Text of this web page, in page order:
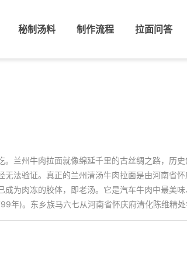
秘制汤料 制作流程 拉面问答
兰州牛肉拉面就像绵延千里的古丝绸之路，历史
无法验证。真正的兰州清汤牛肉拉面是由河南省
成为肉冻的胶体，即老汤。它是汽车牛肉中最美
年)。东乡族马六七从河南省怀庆府清化陈维精处